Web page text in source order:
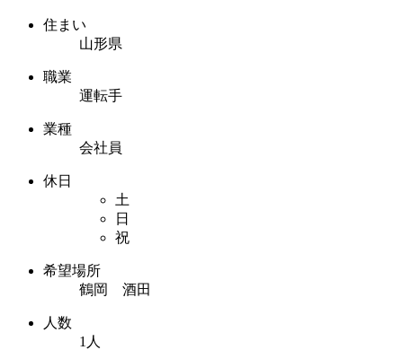
住まい
山形県
職業
運転手
業種
会社員
休日
土
日
祝
希望場所
鶴岡 酒田
人数
1人